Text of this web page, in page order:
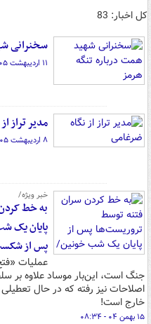
کل اخبار: 83
سخنرانی
۱۱ اردیبهشت ۰۵ - ۰۹:۱۵
مدیر تراز
۸ اردیبهشت ۰۵ - ۱۷:۱۶
خبر ویژه/
به خط
پایان یک
پس از
عملیات
جنگ است، این‌بار موساد علاوه
اصلاحات نیز رفته که در حال
خارج است!
۱۵ بهمن ۰۴ - ۰۸:۳۴